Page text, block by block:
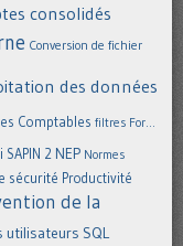
consolidés
Conversion de fichier
des données
Comptables filtres For...
SAPIN 2 NEP Normes
sécurité Productivité
de la
utilisateurs SQL